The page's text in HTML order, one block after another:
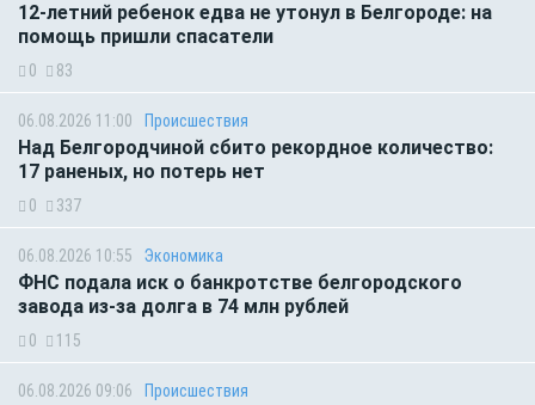
12-летний ребенок едва не утонул в Белгороде: на
помощь пришли спасатели
0 83
06.08.2026 11:00 Происшествия
Над Белгородчиной сбито рекордное количество:
17 раненых, но потерь нет
0 337
06.08.2026 10:55 Экономика
ФНС подала иск о банкротстве белгородского
завода из-за долга в 74 млн рублей
0 115
06.08.2026 09:06 Происшествия